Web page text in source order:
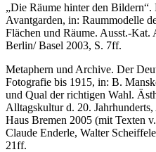
„Die Räume hinter den Bildern“.
Avantgarden, in: Raummodelle
Flächen und Räume. Ausst.-
Berlin/ Basel 2003, S. 7ff.
Metaphern und Archive. Der
Fotografie bis 1915, in: B.
und Qual der richtigen Wahl.
Alltagskultur d. 20.
Haus Bremen 2005 (mit Texten
Claude Enderle, Walter
21ff.